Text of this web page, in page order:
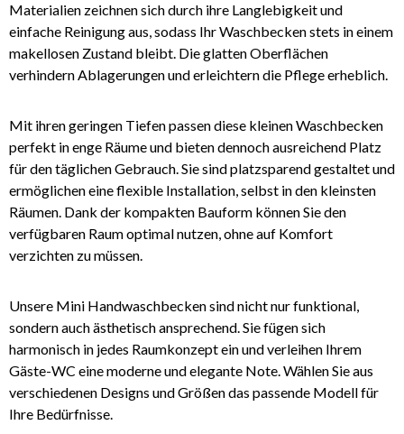
Materialien zeichnen sich durch ihre Langlebigkeit und
einfache Reinigung aus, sodass Ihr Waschbecken stets in einem
makellosen Zustand bleibt. Die glatten Oberflächen
verhindern Ablagerungen und erleichtern die Pflege erheblich.
Mit ihren geringen Tiefen passen diese kleinen Waschbecken
perfekt in enge Räume und bieten dennoch ausreichend Platz
für den täglichen Gebrauch. Sie sind platzsparend gestaltet und
ermöglichen eine flexible Installation, selbst in den kleinsten
Räumen. Dank der kompakten Bauform können Sie den
verfügbaren Raum optimal nutzen, ohne auf Komfort
verzichten zu müssen.
Unsere Mini Handwaschbecken sind nicht nur funktional,
sondern auch ästhetisch ansprechend. Sie fügen sich
harmonisch in jedes Raumkonzept ein und verleihen Ihrem
Gäste-WC eine moderne und elegante Note. Wählen Sie aus
verschiedenen Designs und Größen das passende Modell für
Ihre Bedürfnisse.